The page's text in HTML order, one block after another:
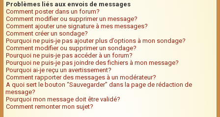
Problèmes liés aux envois de messages
Comment poster dans un forum?
Comment modifier ou supprimer un message?
Comment ajouter une signature à mes messages?
Comment créer un sondage?
Pourquoi ne puis-je pas ajouter plus d’options à mon sondage?
Comment modifier ou supprimer un sondage?
Pourquoi ne puis-je pas accéder à un forum?
Pourquoi ne puis-je pas joindre des fichiers à mon message?
Pourquoi ai-je reçu un avertissement?
Comment rapporter des messages à un modérateur?
A quoi sert le bouton “Sauvegarder” dans la page de rédaction de
message?
Pourquoi mon message doit être validé?
Comment remonter mon sujet?